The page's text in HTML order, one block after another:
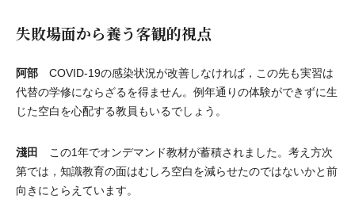
失敗場面から養う客観的視点
阿部 COVID-19の感染状況が改善しなければ，この先も実習は
代替の学修にならざるを得ません。例年通りの体験ができずに生
じた空白を心配する教員もいるでしょう。
淺田 この1年でオンデマンド教材が蓄積されました。考え方次
第では，知識教育の面はむしろ空白を減らせたのではないかと前
向きにとらえています。